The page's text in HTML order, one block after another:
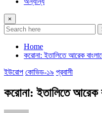
×
Home
করোনা: ইতালিতে আরেক
ইউরোপ কোভিড-১৯ প্রবাসী
করোনা: ইতালিতে আরেক